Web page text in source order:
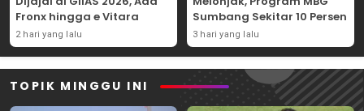
Fronx hingga e Vitara
2 hari yang lalu
Sumbang Sekitar 10 Persen
3 hari yang lalu
TOPIK MINGGU INI